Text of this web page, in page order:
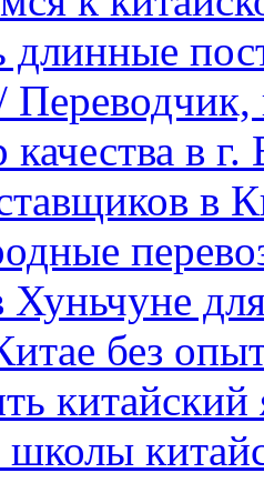
длинные
Переводчик,
качества в
в
Хуньчуне
без
школы